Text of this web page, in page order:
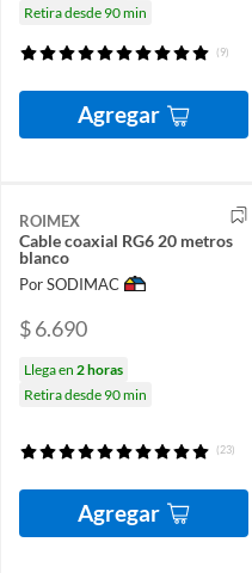
Retira desde 90 min
(9)
Agregar
ROIMEX
Cable coaxial RG6 20 metros
blanco
Por SODIMAC
$ 6.690
Llega en 2 horas
Retira desde 90 min
(23)
Agregar